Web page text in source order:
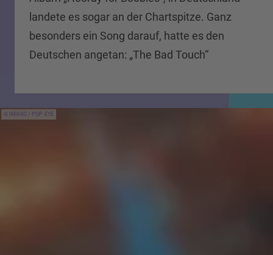
landete es sogar an der Chartspitze. Ganz
besonders ein Song darauf, hatte es den
Deutschen angetan: „The Bad Touch“
IMAGO / POP-EYE